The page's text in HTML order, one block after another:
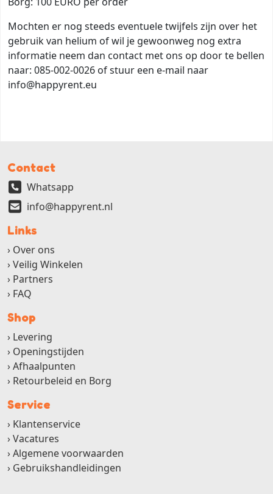
Mochten er nog steeds eventuele twijfels zijn over het
gebruik van helium of wil je gewoonweg nog extra
informatie neem dan contact met ons op door te bellen
naar: 085-002-0026 of stuur een e-mail naar
info@happyrent.eu
Contact
Whatsapp
info@happyrent.nl
Links
Over ons
Veilig Winkelen
Partners
FAQ
Shop
Levering
Openingstijden
Afhaalpunten
Retourbeleid en Borg
Service
Klantenservice
Vacatures
Algemene voorwaarden
Gebruikshandleidingen